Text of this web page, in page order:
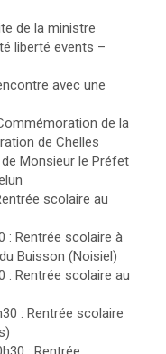
de la ministre
liberté events –
avec une
de la
de Chelles
Monsieur le Préfet
scolaire au
: Rentrée scolaire à
Buisson (Noisiel)
: Rentrée scolaire au
: Rentrée scolaire